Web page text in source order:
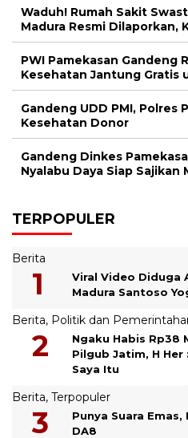
Waduh! Rumah Sakit
Madura Resmi Dilaporkan,
PWI Pamekasan Gandeng
Kesehatan Jantung Gratis
Gandeng UDD PMI, Polres
Kesehatan Donor
Gandeng Dinkes
Nyalabu Daya Siap Sajikan
TERPOPULER
Berita
Viral Video Diduga
Madura Santoso
Berita, Politik dan
Ngaku Habis Rp38
Pilgub Jatim, H Her
Saya Itu
Berita, Terpopuler
Punya Suara
DA8